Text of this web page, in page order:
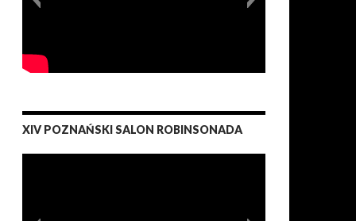
XIV POZNAŃSKI SALON ROBINSONADA